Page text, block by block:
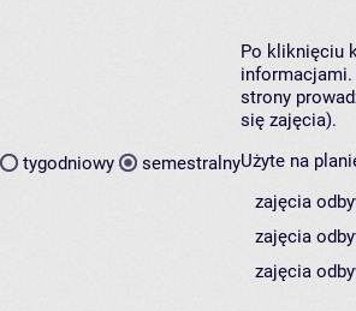
tygodniowy semestralny
Po kliknięciu
informacjami.
strony
się zajęcia).
Użyte na
zajęcia
zajęcia
zajęcia